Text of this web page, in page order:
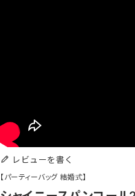
レビューを書く
【パーティーバッグ 結婚式】